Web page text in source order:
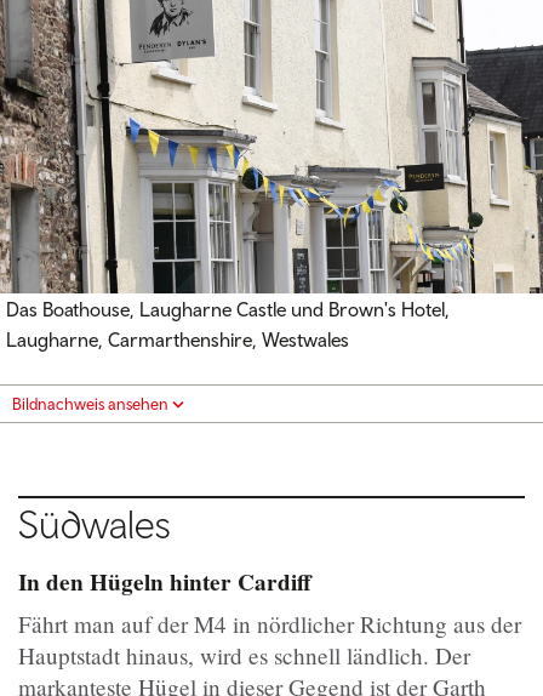
Das Boathouse, Laugharne Castle und Brown's Hotel,
Laugharne, Carmarthenshire, Westwales
Bildnachweis ansehen
Südwales
In den Hügeln hinter Cardiff
Fährt man auf der M4 in nördlicher Richtung aus der
Hauptstadt hinaus, wird es schnell ländlich. Der
markanteste Hügel in dieser Gegend ist der Garth